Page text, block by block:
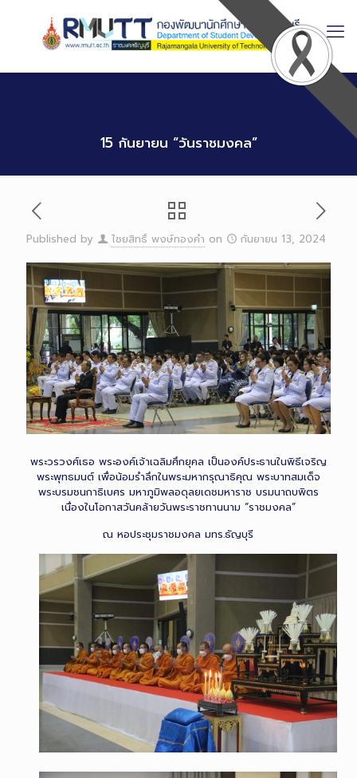
15 กันยายน “วันราชมงคล”
Published by ไชยสิทธิ์ พงษ์ทองคำ on กันยายน 13, 2024
พระวรวงศ์เธอ พระองค์เจ้าเฉลิมศึกยุคล เป็นองค์ประธานในพิธีเจริญ
พระพุทธมนต์ เพื่อน้อมรำลึกในพระมหากรุณาธิคุณ พระบาทสมเด็จ
พระบรมชนกาธิเบศร มหาภูมิพลอดุลยเดชมหาราช บรมนาถบพิตร
เนื่องในโอกาสวันคล้ายวันพระราชทานนาม “ราชมงคล”
ณ หอประชุมราชมงคล มทร.ธัญบุรี